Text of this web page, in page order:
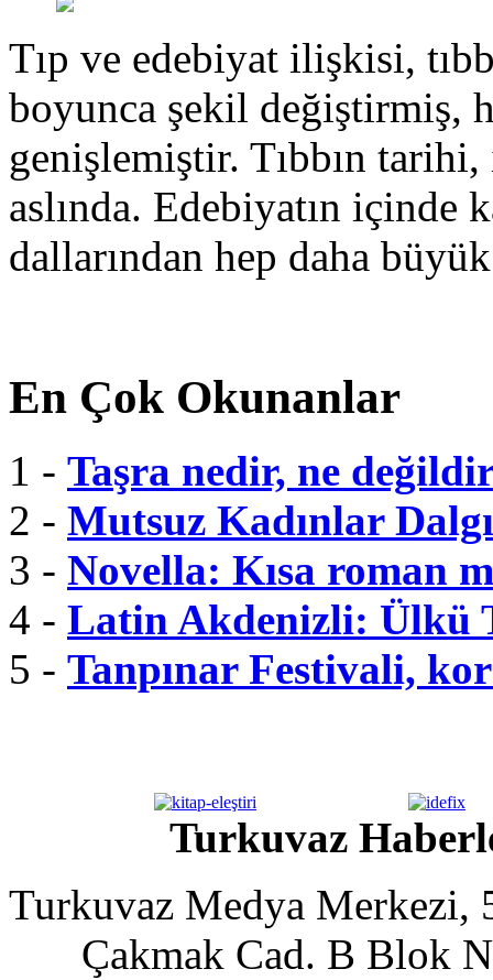
Tıp ve edebiyat ilişkisi,
boyunca şekil değiştirmiş,
genişlemiştir. Tıbbın
aslında. Edebiyatın içinde
dallarından hep daha
En Çok Okunanlar
1 - Taşra nedir, ne
2 - Mutsuz Kadınlar
3 - Novella: Kısa roman
4 - Latin Akdenizli: Ülkü
5 - Tanpınar Festivali,
Turkuvaz
Turkuvaz Medya Merkezi,
Çakmak Cad. B Blok